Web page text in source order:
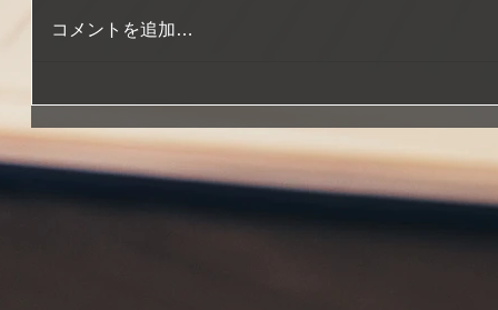
コメントを追加…